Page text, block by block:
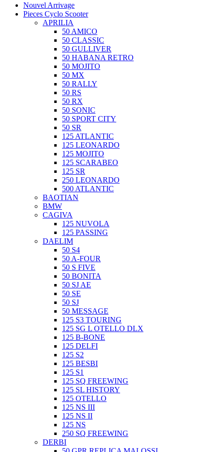
Nouvel Arrivage
Pieces Cyclo Scooter
APRILIA
50 AMICO
50 CLASSIC
50 GULLIVER
50 HABANA RETRO
50 MOJITO
50 MX
50 RALLY
50 RS
50 RX
50 SONIC
50 SPORT CITY
50 SR
125 ATLANTIC
125 LEONARDO
125 MOJITO
125 SCARABEO
125 SR
250 LEONARDO
500 ATLANTIC
BAOTIAN
BMW
CAGIVA
125 NUVOLA
125 PASSING
DAELIM
50 S4
50 A-FOUR
50 S FIVE
50 BONITA
50 SJ AE
50 SE
50 SJ
50 MESSAGE
125 S3 TOURING
125 SG L OTELLO DLX
125 B-BONE
125 DELFI
125 S2
125 BESBI
125 S1
125 SQ FREEWING
125 SL HISTORY
125 OTELLO
125 NS III
125 NS II
125 NS
250 SQ FREEWING
DERBI